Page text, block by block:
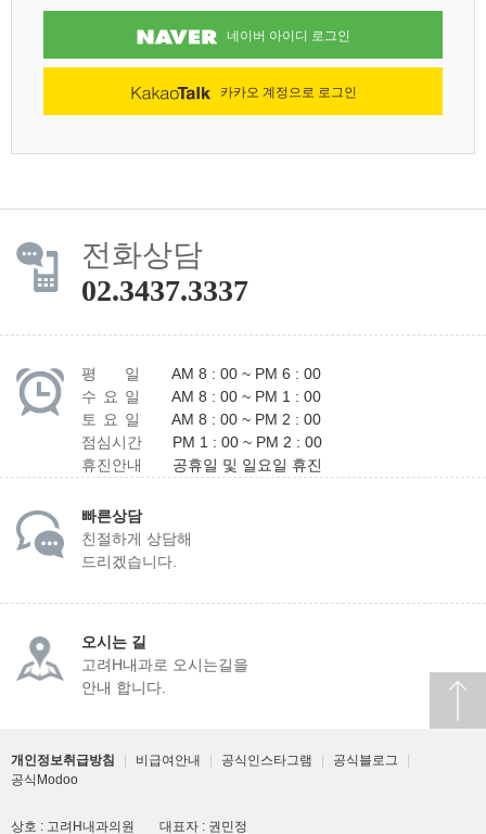
네이버 아이디 로그인
카카오 계정으로 로그인
전화상담
02.3437.3337
평 일
AM 8 : 00 ~ PM 6 : 00
수 요 일
AM 8 : 00 ~ PM 1 : 00
토 요 일
AM 8 : 00 ~ PM 2 : 00
점심시간
PM 1 : 00 ~ PM 2 : 00
휴진안내
공휴일 및 일요일 휴진
빠른상담
친절하게 상담해
드리겠습니다.
오시는 길
고려H내과로 오시는길을
안내 합니다.
개인정보취급방침 비급여안내 공식인스타그램 공식블로그
공식Modoo
상호 : 고려H내과의원 대표자 : 권민정